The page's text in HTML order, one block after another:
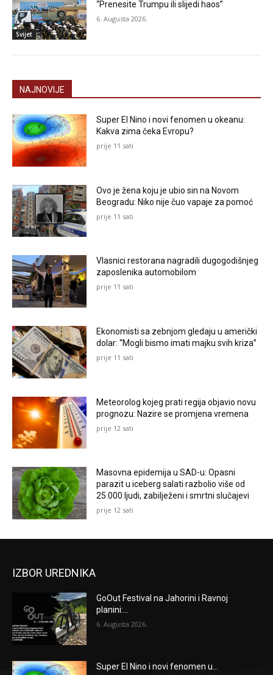
Svijet
“Prenesite Trumpu ili slijedi haos”
6. Augusta 2026.
NAJNOVIJE
Super El Nino i novi fenomen u okeanu:
Kakva zima čeka Evropu?
prije 11 sati
Ovo je žena koju je ubio sin na Novom
Beogradu: Niko nije čuo vapaje za pomoć
prije 11 sati
Vlasnici restorana nagradili dugogodišnjeg
zaposlenika automobilom
prije 11 sati
Ekonomisti sa zebnjom gledaju u američki
dolar: “Mogli bismo imati majku svih kriza”
prije 11 sati
Meteorolog kojeg prati regija objavio novu
prognozu: Nazire se promjena vremena
prije 12 sati
Masovna epidemija u SAD-u: Opasni
parazit u iceberg salati razbolio više od
25.000 ljudi, zabilježeni i smrtni slučajevi
prije 12 sati
IZBOR UREDNIKA
GoOut Festival na Jahorini i Ravnoj
planini:...
6. Augusta 2026.
Super El Nino i novi fenomen u...